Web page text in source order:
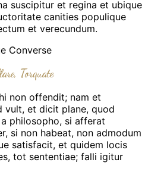
suscipitur et regina et ubique
canities populique
et verecundum.
Torquate
non offendit; nam et
vult, et dicit plane, quod
philosopho, si afferat
si non habeat, non admodum
satisfacit, et quidem locis
tot sententiae; falli igitur